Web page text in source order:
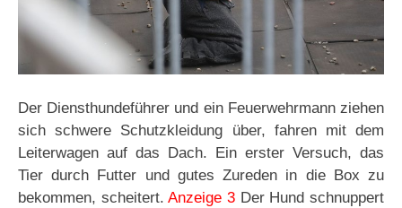
Der Diensthundeführer und ein Feuerwehrmann ziehen
sich schwere Schutzkleidung über, fahren mit dem
Leiterwagen auf das Dach. Ein erster Versuch, das
Tier durch Futter und gutes Zureden in die Box zu
bekommen, scheitert.Anzeige 3 Der Hund schnuppert